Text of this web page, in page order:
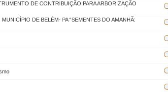
DE CONTRIBUIÇÃO PARA ARBORIZAÇÃO
DE BELÉM- PA “SEMENTES DO AMANHÃ: